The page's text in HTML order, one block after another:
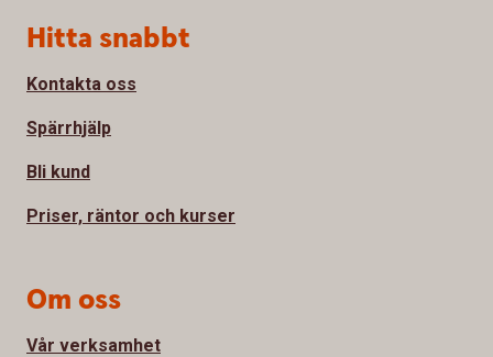
Sidfot
Hitta snabbt
Kontakta oss
Spärrhjälp
Bli kund
Priser, räntor och kurser
Om oss
Vår verksamhet